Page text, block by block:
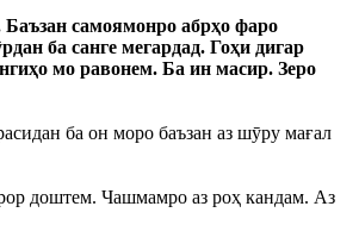
самоямонро абрҳо фаро
ба санге мегардад. Гоҳи дигар
мо равонем. Ба ин масир. Зеро
ба он моро баъзан аз шӯру мағал
доштем. Чашмамро аз роҳ кандам. Аз